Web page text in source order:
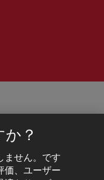
？
ません。です
価、ユーザー